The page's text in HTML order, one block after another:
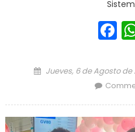
Posted on
Jueves, 6 de Agosto de